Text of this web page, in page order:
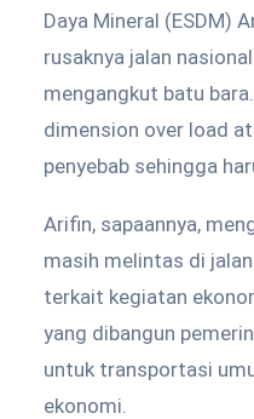
Daya Mineral (ESDM)
rusaknya jalan
mengangkut batu
dimension over load
penyebab sehingga
Arifin, sapaannya,
masih melintas di
terkait kegiatan
yang dibangun
untuk transportasi
ekonomi.